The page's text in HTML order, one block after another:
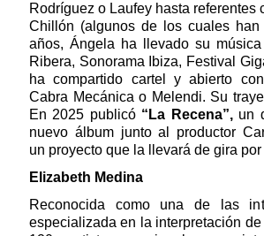
Rodríguez o Laufey hasta
Chillón (algunos de los cuales
años, Ángela ha llevado su
Ribera, Sonorama Ibiza, Festival
ha compartido cartel y abierto
Cabra Mecánica o Melendi. Su
En 2025 publicó “La Recena”,un
nuevo álbum junto al productor
un proyecto que la llevará de gira
Elizabeth Medina
Reconocida como una de las
especializada en la interpretación